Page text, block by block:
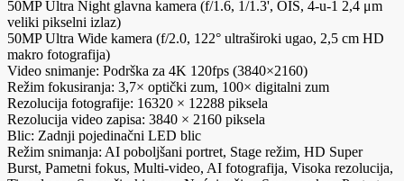
50MP Ultra Night glavna kamera (f/1.6, 1/1.3', OIS, 4-u-1 2,4 μm
veliki pikselni izlaz)
50MP Ultra Wide kamera (f/2.0, 122° ultraširoki ugao, 2,5 cm HD
makro fotografija)
Video snimanje: Podrška za 4K 120fps (3840×2160)
Režim fokusiranja: 3,7× optički zum, 100× digitalni zum
Rezolucija fotografije: 16320 × 12288 piksela
Rezolucija video zapisa: 3840 × 2160 piksela
Blic: Zadnji pojedinačni LED blic
Režim snimanja: AI poboljšani portret, Stage režim, HD Super
Burst, Pametni fokus, Multi-video, AI fotografija, Visoka rezolucija,